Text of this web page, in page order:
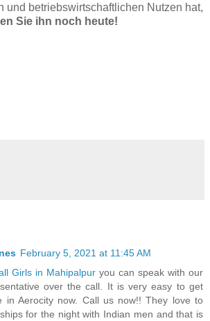
und betriebswirtschaftlichen Nutzen hat,
Sie ihn noch heute!
February 5, 2021 at 11:45 AM
Girls in Mahipalpur you can speak with our
over the call. It is very easy to get
in Aerocity now. Call us now!! They love to
for the night with Indian men and that is